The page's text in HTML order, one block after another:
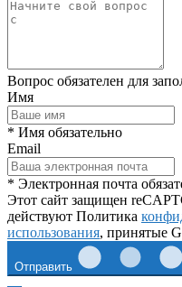
Вопрос обязателен для
Имя
* Имя обязательно
Email
* Электронная почта
Этот сайт защищен
действуют Политика
использования, принятые
Отправить